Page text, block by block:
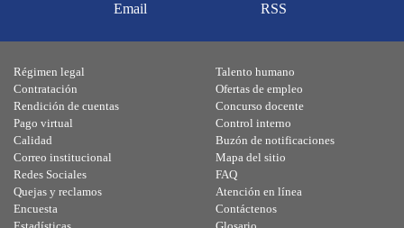
Email RSS
Régimen legal
Contratación
Rendición de cuentas
Pago virtual
Calidad
Talento humano
Ofertas de empleo
Concurso docente
Control interno
Buzón de notificaciones
Correo institucional
Redes Sociales
Quejas y reclamos
Encuesta
Mapa del sitio
FAQ
Atención en línea
Contáctenos